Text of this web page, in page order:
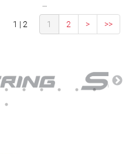
1 | 2 1 2 > >>